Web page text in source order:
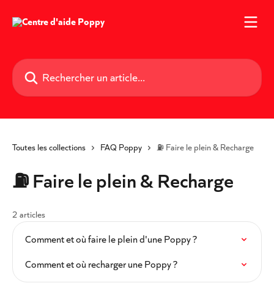
Rechercher un article...
Toutes les collections FAQ Poppy ⛽️ Faire le plein & Recharge
⛽️ Faire le plein & Recharge
2 articles
Comment et où faire le plein d'une Poppy ?
Comment et où recharger une Poppy ?